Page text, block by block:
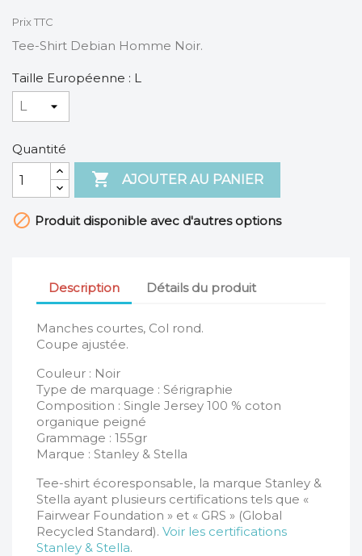
Prix TTC
Tee-Shirt Debian Homme Noir.
Taille Européenne : L
Quantité
 AJOUTER AU PANIER
 Produit disponible avec d'autres options
Description Détails du produit
Manches courtes, Col rond.
Coupe ajustée.
Couleur : Noir
Type de marquage : Sérigraphie
Composition : Single Jersey 100 % coton
organique peigné
Grammage : 155gr
Marque : Stanley & Stella
Tee-shirt écoresponsable, la marque Stanley &
Stella ayant plusieurs certifications tels que «
Fairwear Foundation » et « GRS » (Global
Recycled Standard). Voir les certifications
Stanley & Stella.